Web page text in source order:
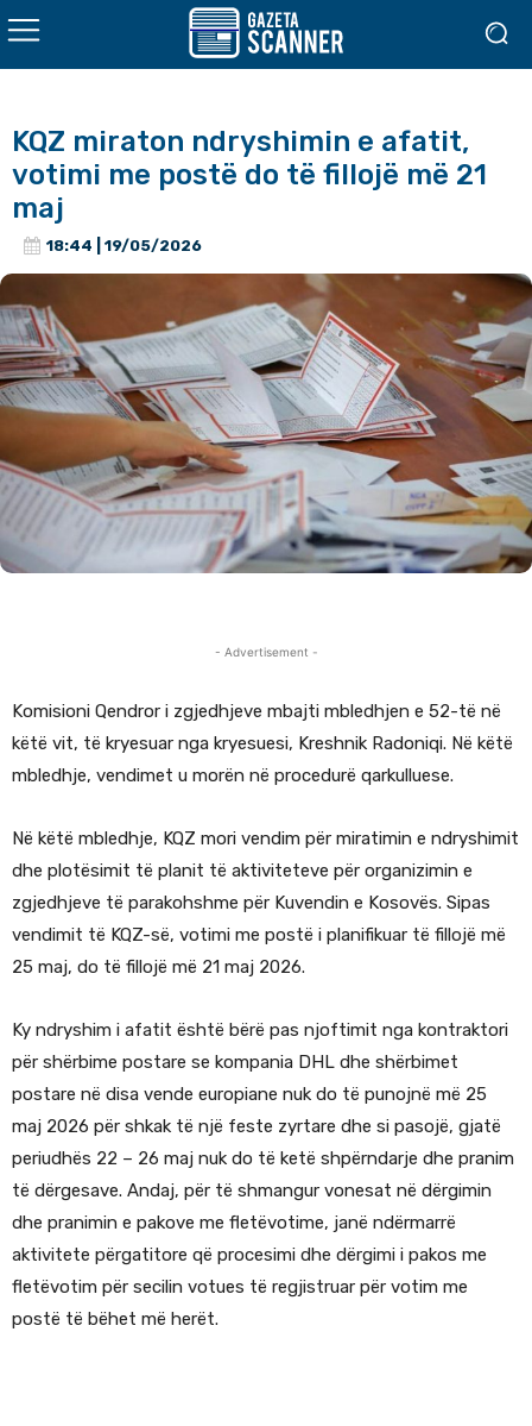
KQZ miraton ndryshimin e afatit,
votimi me postë do të fillojë më 21
maj
18:44 | 19/05/2026
- Advertisement -
Komisioni Qendror i zgjedhjeve mbajti mbledhjen e 52-të në
këtë vit, të kryesuar nga kryesuesi, Kreshnik Radoniqi. Në këtë
mbledhje, vendimet u morën në procedurë qarkulluese.
Në këtë mbledhje, KQZ mori vendim për miratimin e ndryshimit
dhe plotësimit të planit të aktiviteteve për organizimin e
zgjedhjeve të parakohshme për Kuvendin e Kosovës. Sipas
vendimit të KQZ-së, votimi me postë i planifikuar të fillojë më
25 maj, do të fillojë më 21 maj 2026.
Ky ndryshim i afatit është bërë pas njoftimit nga kontraktori
për shërbime postare se kompania DHL dhe shërbimet
postare në disa vende europiane nuk do të punojnë më 25
maj 2026 për shkak të një feste zyrtare dhe si pasojë, gjatë
periudhës 22 – 26 maj nuk do të ketë shpërndarje dhe pranim
të dërgesave. Andaj, për të shmangur vonesat në dërgimin
dhe pranimin e pakove me fletëvotime, janë ndërmarrë
aktivitete përgatitore që procesimi dhe dërgimi i pakos me
fletëvotim për secilin votues të regjistruar për votim me
postë të bëhet më herët.